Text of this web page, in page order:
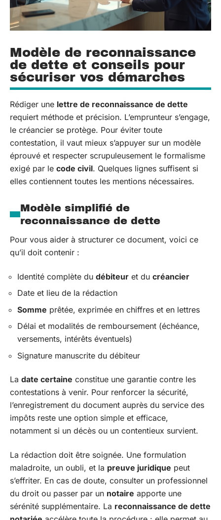
Modèle de reconnaissance
de dette et conseils pour
sécuriser vos démarches
Rédiger une lettre de reconnaissance de dette
requiert méthode et précision. L’emprunteur s’engage,
le créancier se protège. Pour éviter toute
contestation, il vaut mieux s’appuyer sur un modèle
éprouvé et respecter scrupuleusement le formalisme
exigé par le code civil. Quelques lignes suffisent si
elles contiennent toutes les mentions nécessaires.
Modèle simplifié de
reconnaissance de dette
Pour vous aider à structurer ce document, voici ce
qu’il doit contenir :
Identité complète du débiteur et du créancier
Date et lieu de la rédaction
Somme prêtée, exprimée en chiffres et en lettres
Délai et modalités de remboursement (échéance,
versements, intérêts éventuels)
Signature manuscrite du débiteur
La date certaine constitue une garantie contre les
contestations à venir. Pour renforcer la sécurité,
l’enregistrement du document auprès du service des
impôts reste une option simple et efficace,
notamment si un décès ou un contentieux survient.
La rédaction doit être soignée. Une formulation
maladroite, un oubli, et la preuve juridique peut
s’effriter. En cas de doute, consulter un professionnel
du droit ou passer par un notaire apporte une
sérénité supplémentaire. La reconnaissance de dette